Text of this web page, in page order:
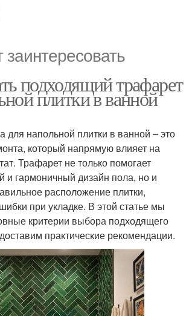
подходящий трафарет
плитки в ванной
для напольной плитки в ванной – это
который напрямую влияет на
Трафарет не только помогает
и гармоничный дизайн пола, но и
расположение плитки,
при укладке. В этой статье мы
критерии выбора подходящего
практические рекомендации.